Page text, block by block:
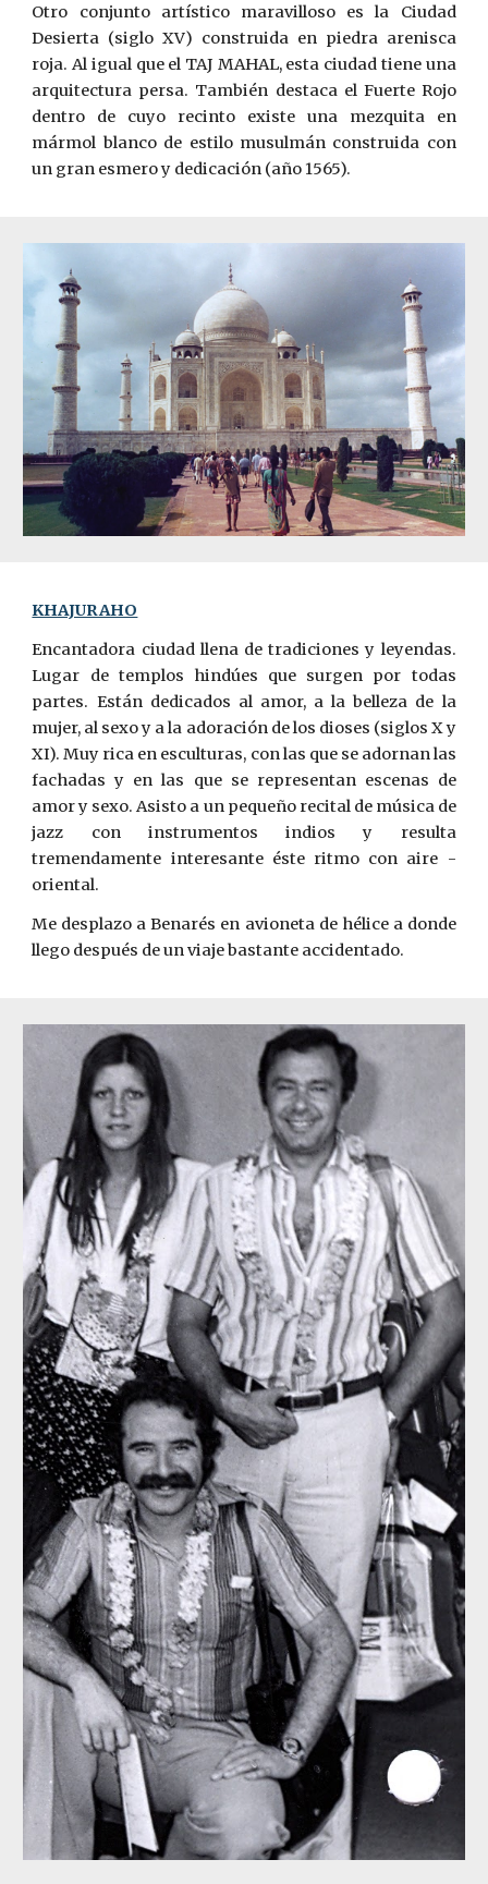
Otro conjunto artístico maravilloso es la Ciudad
Desierta (siglo XV) construida en piedra arenisca
roja. Al igual que el TAJ MAHAL, esta ciudad tiene una
arquitectura persa. También destaca el Fuerte Rojo
dentro de cuyo recinto existe una mezquita en
mármol blanco de estilo musulmán construida con
un gran esmero y dedicación (año 1565).
KHAJURAHO
Encantadora ciudad llena de tradiciones y leyendas.
Lugar de templos hindúes que surgen por todas
partes. Están dedicados al ­amor, a la belleza de la
mujer, al sexo y a la adoración de los ­dioses (siglos X y
XI). Muy rica en esculturas, con las que se adornan las
fachadas y en las que se representan escenas de
amor y sexo. Asisto a un pequeño recital de música de
jazz con instrumentos indios y resulta
tremendamente interesante éste ritmo con aire ­
oriental.
Me desplazo a Benarés en avioneta de hélice a donde
llego después de un viaje bastante accidentado.